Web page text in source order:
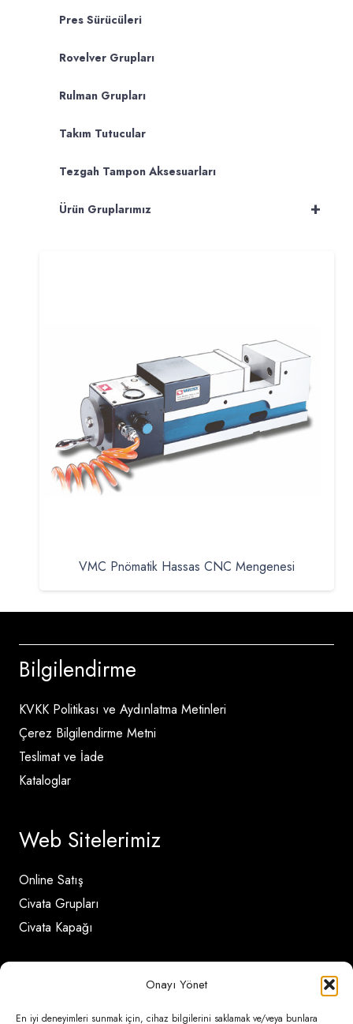
Onayı Yönet
En iyi deneyimleri sunmak için, cihaz bilgilerini saklamak ve/veya bunlara
Pres Sürücüleri
Rovelver Grupları
Rulman Grupları
Takım Tutucular
Tezgah Tampon Aksesuarları
+
Ürün Gruplarımız
VMC Pnömatik Hassas CNC Mengenesi
Bilgilendirme
KVKK Politikası ve Aydınlatma Metinleri
Çerez Bilgilendirme Metni
Teslimat ve İade
Kataloglar
Web Sitelerimiz
Online Satış
Civata Grupları
Civata Kapağı
İletişim Detayları